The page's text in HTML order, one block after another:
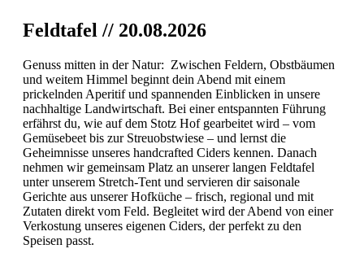
Feldtafel // 20.08.2026
Genuss mitten in der Natur: Zwischen Feldern, Obstbäumen
und weitem Himmel beginnt dein Abend mit einem
prickelnden Aperitif und spannenden Einblicken in unsere
nachhaltige Landwirtschaft. Bei einer entspannten Führung
erfährst du, wie auf dem Stotz Hof gearbeitet wird – vom
Gemüsebeet bis zur Streuobstwiese – und lernst die
Geheimnisse unseres handcrafted Ciders kennen. Danach
nehmen wir gemeinsam Platz an unserer langen Feldtafel
unter unserem Stretch-Tent und servieren dir saisonale
Gerichte aus unserer Hofküche – frisch, regional und mit
Zutaten direkt vom Feld. Begleitet wird der Abend von einer
Verkostung unseres eigenen Ciders, der perfekt zu den
Speisen passt.